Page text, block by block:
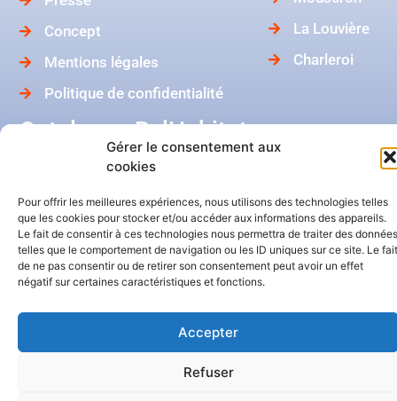
Gérer le consentement aux
cookies
Pour offrir les meilleures expériences, nous utilisons des technologies telles
que les cookies pour stocker et/ou accéder aux informations des appareils.
Le fait de consentir à ces technologies nous permettra de traiter des données
telles que le comportement de navigation ou les ID uniques sur ce site. Le fait
de ne pas consentir ou de retirer son consentement peut avoir un effet
négatif sur certaines caractéristiques et fonctions.
Accepter
Refuser
La Louvière
Charleroi
Concept
Mentions légales
Politique de confidentialité
Catalogue BelHabitat